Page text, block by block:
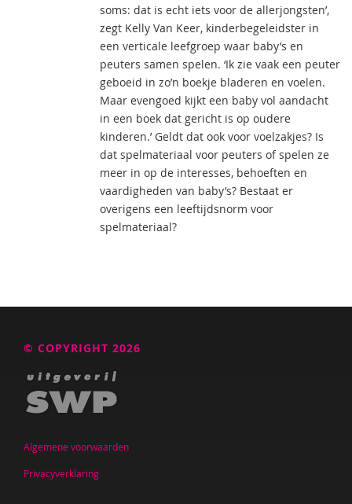
soms: dat is echt iets voor de allerjongsten’,
zegt Kelly Van Keer, kinderbegeleidster in
een verticale leefgroep waar baby’s en
peuters samen spelen. ‘Ik zie vaak een peuter
geboeid in zo’n boekje bladeren en voelen.
Maar evengoed kijkt een baby vol aandacht
in een boek dat gericht is op oudere
kinderen.’ Geldt dat ook voor voelzakjes? Is
dat spelmateriaal voor peuters of spelen ze
meer in op de interesses, behoeften en
vaardigheden van baby’s? Bestaat er
overigens een leeftijdsnorm voor
spelmateriaal?
© COPYRIGHT 2026
Algemene voorwaarden
Privacyverklaring